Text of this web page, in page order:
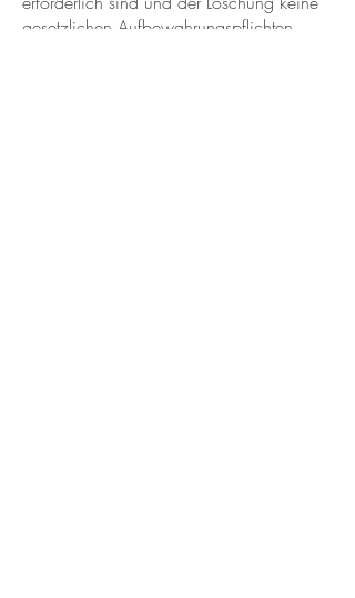
gesetzlichen Aufbewahrungspflichten